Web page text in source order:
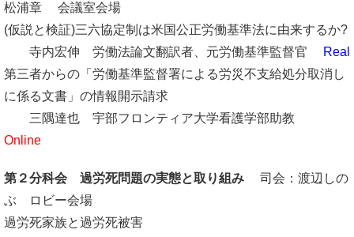
松浦章 会議室会場
(仮説と検証)三六協定制は米国公正労働基準法に由来するか?
寺内宏伸 労働法論文翻訳者、元労働基準監督官
Real
第三者からの「労働基準監督署による労災不支給処分取消し
に係る文書」の情報開示請求
三隅達也 宇部フロンティア大学看護学部助教
Online
第２分科会 過労死問題の実態と取り組み
司会：渡辺しの
ぶ ロビー会場
過労死家族と過労死被害